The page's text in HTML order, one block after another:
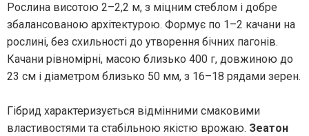
Рослина висотою 2–2,2 м, з міцним стеблом і добре
збалансованою архітектурою. Формує по 1–2 качани на
рослині, без схильності до утворення бічних пагонів.
Качани рівномірні, масою близько 400 г, довжиною до
23 см і діаметром близько 50 мм, з 16–18 рядами зерен.
Гібрид характеризується відмінними смаковими
властивостями та стабільною якістю врожаю. Зеатон